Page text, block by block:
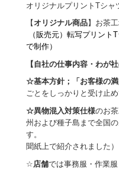
オリジナルプリントTシ
【オリジナル商品】お茶
（販売元）転写プリン
で制作）
【自社の仕事内容・わが社
☆基本方針；「お客様の満
ごとをしっかりと受け止
☆異物混入対策仕様のお
州および種子島まで全国
す。 （お客
聞紙上で紹介されました）
☆ 店舗では事務服・作業